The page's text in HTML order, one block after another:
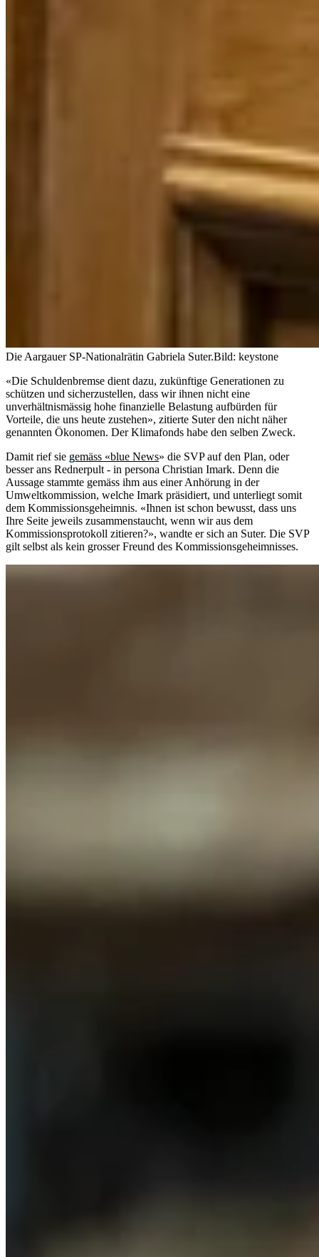
Die Aargauer SP-Nationalrätin Gabriela Suter.Bild: keystone
«Die Schuldenbremse dient dazu, zukünftige Generationen zu
schützen und sicherzustellen, dass wir ihnen nicht eine
unverhältnismässig hohe finanzielle Belastung aufbürden für
Vorteile, die uns heute zustehen», zitierte Suter den nicht näher
genannten Ökonomen. Der Klimafonds habe den selben Zweck.
Damit rief sie gemäss «blue News» die SVP auf den Plan, oder
besser ans Rednerpult - in persona Christian Imark. Denn die
Aussage stammte gemäss ihm aus einer Anhörung in der
Umweltkommission, welche Imark präsidiert, und unterliegt somit
dem Kommissionsgeheimnis. «Ihnen ist schon bewusst, dass uns
Ihre Seite jeweils zusammenstaucht, wenn wir aus dem
Kommissionsprotokoll zitieren?», wandte er sich an Suter. Die SVP
gilt selbst als kein grosser Freund des Kommissionsgeheimnisses.